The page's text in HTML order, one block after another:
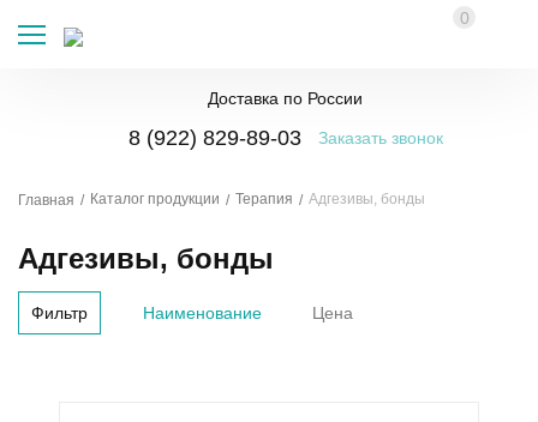
0
Доставка по России
8 (922) 829-89-03 Заказать звонок
Главная Каталог продукции Терапия Адгезивы, бонды
Адгезивы, бонды
Фильтр Наименование Цена